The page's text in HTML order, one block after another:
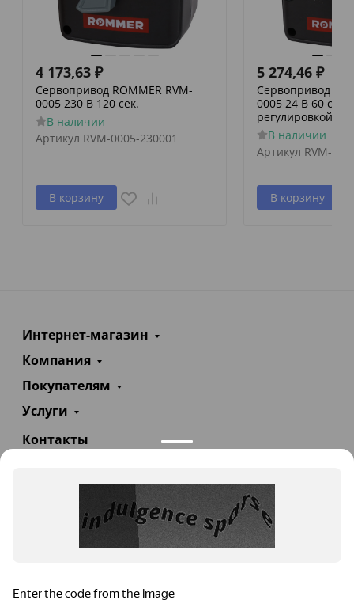
4 173,63 ₽
Сервопривод ROMMER RVM-
0005 230 В 120 сек.
В наличии
Артикул RVM-0005-230001
В корзину
5 274,46 ₽
Сервопривод
0005 24 В 60
регулировкой по
В наличии
Артикул RVM-
В корзину
Интернет-магазин
Компания
Покупателям
Услуги
Контакты
info@teploexpert.com
Пн—Сб 09:00 – 18:00